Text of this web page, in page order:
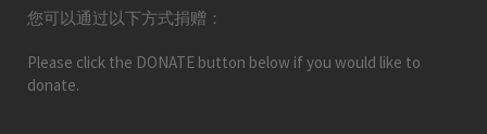
您可以通过以下方式捐赠：
Please click the DONATE button below if you would like to
donate.